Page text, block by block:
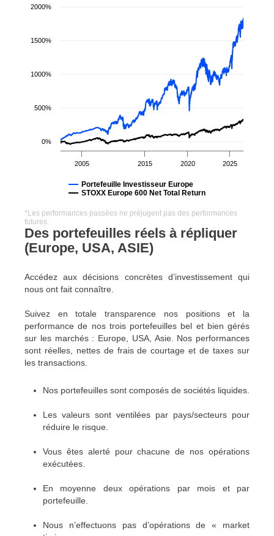
Des portefeuilles réels à répliquer
(Europe, USA, ASIE)
Accédez aux décisions concrètes d’investissement qui
nous ont fait connaître.
Suivez en totale transparence nos positions et la
performance de nos trois portefeuilles bel et bien gérés
sur les marchés : Europe, USA, Asie. Nos performances
sont réelles, nettes de frais de courtage et de taxes sur
les transactions.
Nos portefeuilles sont composés de sociétés liquides.
Les valeurs sont ventilées par pays/secteurs pour
réduire le risque.
Vous êtes alerté pour chacune de nos opérations
exécutées.
En moyenne deux opérations par mois et par
portefeuille.
Nous n’effectuons pas d’opérations de « market
Portefeuille Investisseur Europe
STOXX Europe 600 Net Total Return
2005 2015 2020 2025
0%
500%
1000%
1500%
2000%
*Les performances passées ne préjugent pas des performances
futures.